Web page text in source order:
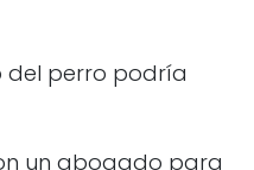
del perro podría
un abogado para